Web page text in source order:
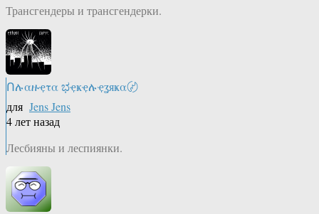
Трансгендеры и трансгендерки.
Ոሉαዙҿτα ಭҿҝҿሉҿʓяҝα〄
для Jens Jens
4 лет назад
Лесбияны и леспиянки.